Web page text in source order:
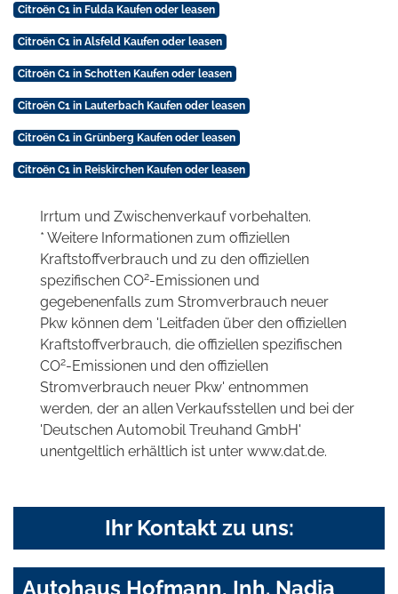
Citroën C1 in Fulda Kaufen oder leasen
Citroën C1 in Alsfeld Kaufen oder leasen
Citroën C1 in Schotten Kaufen oder leasen
Citroën C1 in Lauterbach Kaufen oder leasen
Citroën C1 in Grünberg Kaufen oder leasen
Citroën C1 in Reiskirchen Kaufen oder leasen
Irrtum und Zwischenverkauf vorbehalten.
* Weitere Informationen zum offiziellen
Kraftstoffverbrauch und zu den offiziellen
spezifischen CO2-Emissionen und
gegebenenfalls zum Stromverbrauch neuer
Pkw können dem 'Leitfaden über den offiziellen
Kraftstoffverbrauch, die offiziellen spezifischen
CO2-Emissionen und den offiziellen
Stromverbrauch neuer Pkw' entnommen
werden, der an allen Verkaufsstellen und bei der
'Deutschen Automobil Treuhand GmbH'
unentgeltlich erhältlich ist unter www.dat.de.
Ihr Kontakt zu uns:
Autohaus Hofmann, Inh. Nadja